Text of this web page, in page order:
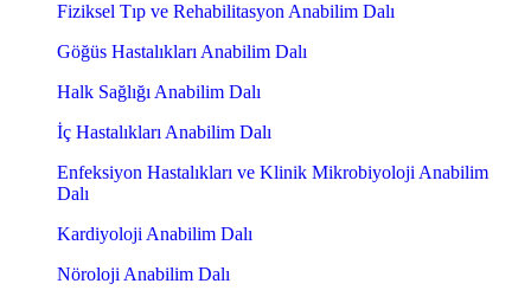
Fiziksel Tıp ve Rehabilitasyon Anabilim Dalı
Göğüs Hastalıkları Anabilim Dalı
Halk Sağlığı Anabilim Dalı
İç Hastalıkları Anabilim Dalı
Enfeksiyon Hastalıkları ve Klinik Mikrobiyoloji Anabilim
Dalı
Kardiyoloji Anabilim Dalı
Nöroloji Anabilim Dalı